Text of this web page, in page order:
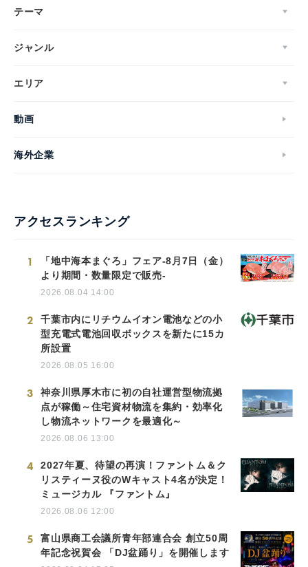
テーマ
ジャンル
エリア
動画
海外企業
アクセスランキング
1
「地中海本まぐろ」フェア-8月7日（金）
より期間・数量限定で販売-
2026.08.04 14:00
2
千葉市内にリチウムイオン電池などの小
型充電式電池回収ボックスを新たに15カ
所設置
2026.08.05 16:00
3
神奈川県厚木市に初の自社運営型物流拠
点が稼働～住宅資材物流を集約・効率化
し物流ネットワークを最適化～
2026.08.06 13:00
4
2027年夏、待望の再演！ファントム＆ク
リスティーヌ役のWキャスト4名が決定！
ミュージカル 『ファントム』
2026.08.06 12:00
5
富山県商工会議所青年部連合会 創立50周
年記念祝賀会 「DJ盆踊り」を開催します